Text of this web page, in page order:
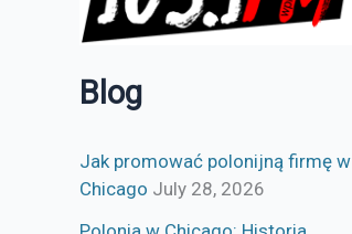
Blog
Jak promować polonijną firmę w
Chicago July 28, 2026